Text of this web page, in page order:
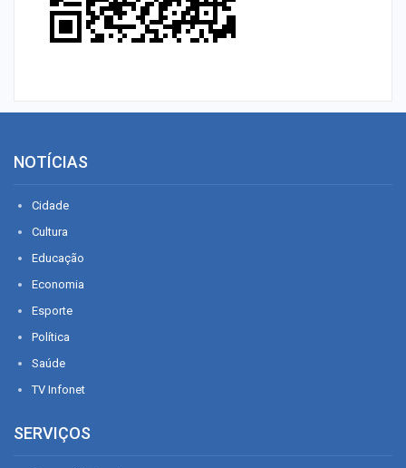
NOTÍCIAS
Cidade
Cultura
Educação
Economia
Esporte
Política
Saúde
TV Infonet
SERVIÇOS